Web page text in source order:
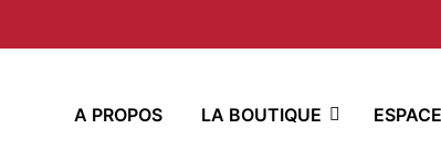
A PROPOS LA BOUTIQUE